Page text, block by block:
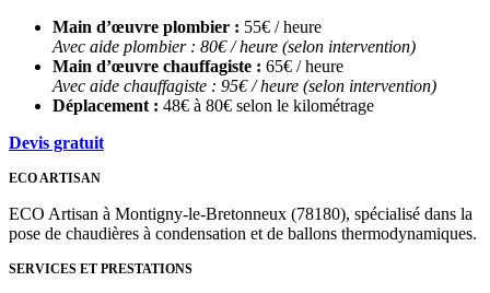
Main d’œuvre plombier : 55€ / heure
Avec aide plombier : 80€ / heure (selon intervention)
Main d’œuvre chauffagiste : 65€ / heure
Avec aide chauffagiste : 95€ / heure (selon intervention)
Déplacement : 48€ à 80€ selon le kilométrage
Devis gratuit
ECO ARTISAN
ECO Artisan à Montigny-le-Bretonneux (78180), spécialisé dans la
pose de chaudières à condensation et de ballons thermodynamiques.
SERVICES ET PRESTATIONS